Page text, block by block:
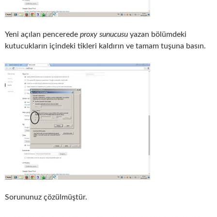
Yeni açılan pencerede proxy sunucusu yazan bölümdeki
kutucukların içindeki tikleri kaldırın ve tamam tuşuna basın.
Sorununuz çözülmüştür.